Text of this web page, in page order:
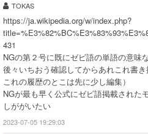
TOKAS
https://ja.wikipedia.org/w/index.php?
431
NGの第２号に既にゼビ語の単語の意味
後々いちおう確認してからあれこれ書
これの履歴のとこは先に少し編集）
NGが最も早く公式にゼビ語掲載された
しががいたい
2023-07-05 19:29:03